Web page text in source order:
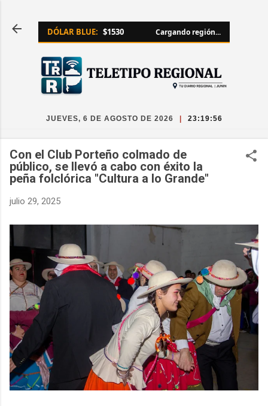
DÓLAR BLUE: $1530 Cargando región...
JUEVES, 6 DE AGOSTO DE 2026 23:19:56
Con el Club Porteño colmado de
público, se llevó a cabo con éxito la
peña folclórica "Cultura a lo Grande"
julio 29, 2025